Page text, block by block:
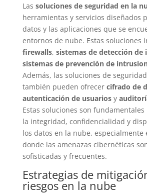
Las soluciones de seguridad en la
herramientas y servicios diseñados
datos y las aplicaciones que se
entornos de nube. Estas soluciones
firewalls, sistemas de detección de
sistemas de prevención de
Además, las soluciones de
también pueden ofrecer cifrado de
autenticación de usuariosy
Estas soluciones son
la integridad, confidencialidad y
los datos en la nube, especialmente
donde las amenazas cibernéticas
sofisticadas y frecuentes.
Estrategias de
riesgos en la nube